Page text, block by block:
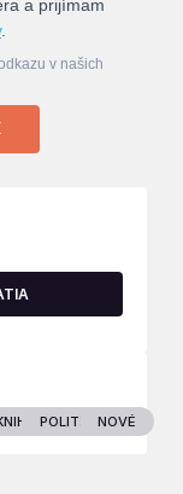
a prijímam
.
v našich
POLITIKANOVÉ